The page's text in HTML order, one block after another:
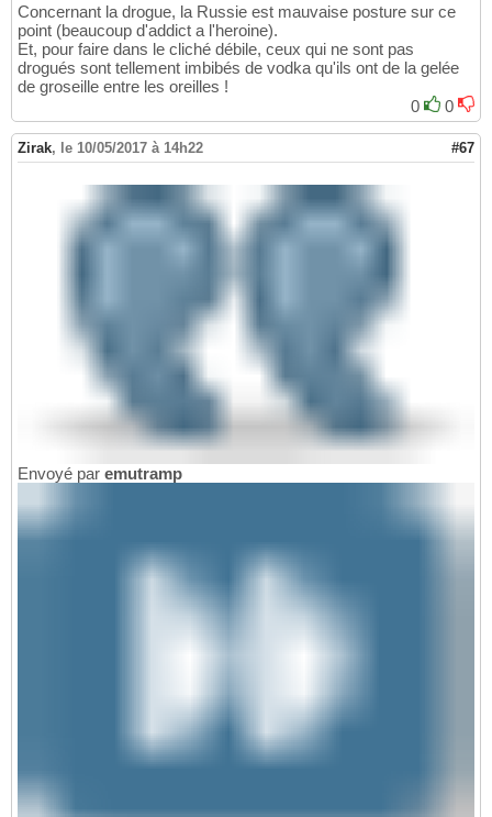
Concernant la drogue, la Russie est mauvaise posture sur ce
point (beaucoup d'addict a l'heroine).
Et, pour faire dans le cliché débile, ceux qui ne sont pas
drogués sont tellement imbibés de vodka qu'ils ont de la gelée
de groseille entre les oreilles !
0
0
Zirak, le 10/05/2017 à 14h22 #67
Envoyé par emutramp